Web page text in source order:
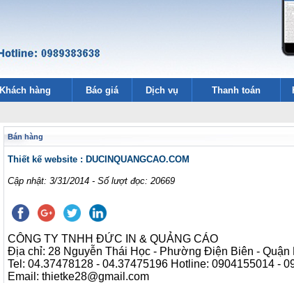
Khách hàng Báo giá Dịch vụ Thanh toán
Bán hàng
Thiết kế website : DUCINQUANGCAO.COM
Cập nhật: 3/31/2014 - Số lượt đọc: 20669
CÔNG TY TNHH ĐỨC IN & QUẢNG CÁO
Địa chỉ: 28 Nguyễn Thái Học - Phường Điện Biên - Quận
Tel: 04.37478128 - 04.37475196 Hotline: 0904155014 -
Email: thietke28@gmail.com